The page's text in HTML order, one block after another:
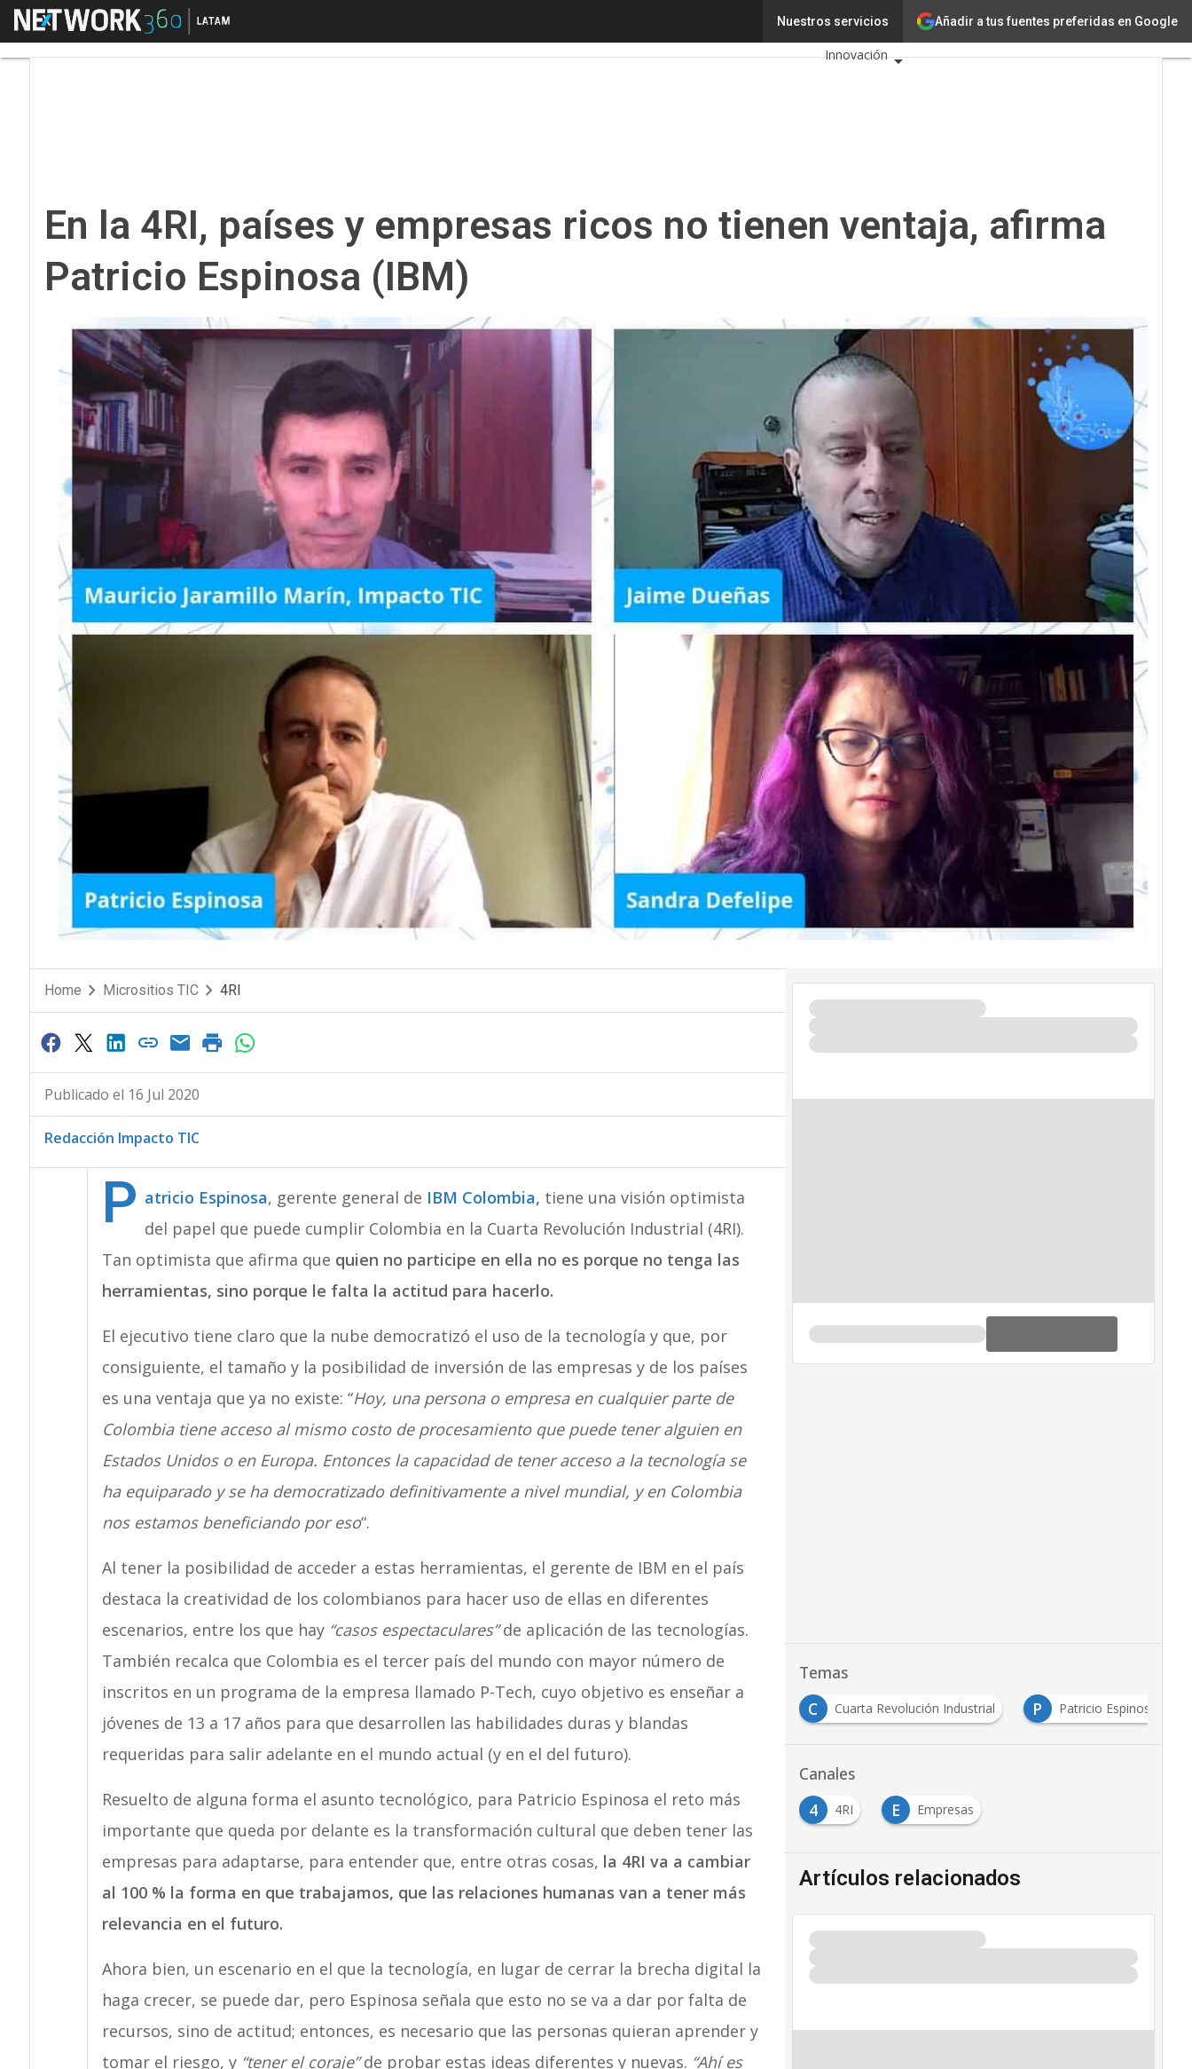
Añadir a tus fuentes preferidas en Google
Nuestros servicios
Menú En la 4RI, países y empresas ricos no tienen ventaja, afirma Patricio Espinosa (IBM)Tecnología
Innovación
Eventos TIC 2026
En la 4RI, países y empresas ricos no tienen ventaja, afirma
Patricio Espinosa (IBM)
Home Micrositios TIC 4RI
Publicado el 16 Jul 2020
Redacción Impacto TIC
P atricio Espinosa, gerente general de IBM Colombia, tiene una visión optimista
del papel que puede cumplir Colombia en la Cuarta Revolución Industrial (4RI).
Tan optimista que afirma que quien no participe en ella no es porque no tenga las
herramientas, sino porque le falta la actitud para hacerlo.
El ejecutivo tiene claro que la nube democratizó el uso de la tecnología y que, por
consiguiente, el tamaño y la posibilidad de inversión de las empresas y de los países
es una ventaja que ya no existe: “Hoy, una persona o empresa en cualquier parte de
Colombia tiene acceso al mismo costo de procesamiento que puede tener alguien en
Estados Unidos o en Europa. Entonces la capacidad de tener acceso a la tecnología se
ha equiparado y se ha democratizado definitivamente a nivel mundial, y en Colombia
nos estamos beneficiando por eso“.
Al tener la posibilidad de acceder a estas herramientas, el gerente de IBM en el país
destaca la creatividad de los colombianos para hacer uso de ellas en diferentes
escenarios, entre los que hay “casos espectaculares”de aplicación de las tecnologías.
También recalca que Colombia es el tercer país del mundo con mayor número de
inscritos en un programa de la empresa llamado P-Tech, cuyo objetivo es enseñar a
jóvenes de 13 a 17 años para que desarrollen las habilidades duras y blandas
requeridas para salir adelante en el mundo actual (y en el del futuro).
Resuelto de alguna forma el asunto tecnológico, para Patricio Espinosa el reto más
importante que queda por delante es la transformación cultural que deben tener las
empresas para adaptarse, para entender que, entre otras cosas, la 4RI va a cambiar
al 100 % la forma en que trabajamos, que las relaciones humanas van a tener más
relevancia en el futuro.
Ahora bien, un escenario en el que la tecnología, en lugar de cerrar la brecha digital la
haga crecer, se puede dar, pero Espinosa señala que esto no se va a dar por falta de
recursos, sino de actitud; entonces, es necesario que las personas quieran aprender y
tomar el riesgo, y “tener el coraje”de probar estas ideas diferentes y nuevas. “Ahí es
Temas
C Cuarta Revolución Industrial P Patricio Espinosa
Canales
4
4RI E Empresas
Artículos relacionados